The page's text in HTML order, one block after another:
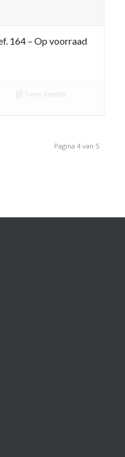
164 – Op voorraad
Toon details
Pagina 4 van 5